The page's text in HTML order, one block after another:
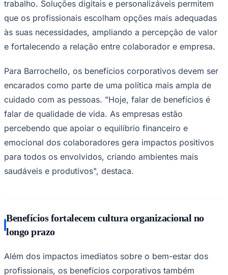
"Quando o colaborador tem suporte para despesas
essenciais, como alimentação e saúde, ele consegue
organizar melhor o orçamento e ter mais previsibilidade
financeira. Isso reduz a sensação de insegurança e
ponto de vista emocional quanto profissional", afirma.
A relação entre saúde financeira e saúde mental tem
sido cada vez mais observada pelas
empresas. A diminuição da preocupação com gastos
essenciais tende a reduzir os níveis de estresse,
favorecendo maior concentração, produtividade e
qualidade de vida.
também acompanha as novas demandas do mercado de
trabalho. Soluções digitais e personalizáveis permitem
que os profissionais escolham opções mais adequadas
às suas necessidades, ampliando a percepção de valor
e fortalecendo a relação entre colaborador e empresa.